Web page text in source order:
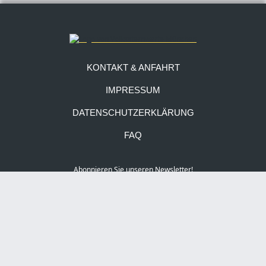
KONTAKT & ANFAHRT
IMPRESSUM
DATENSCHUTZERKLÄRUNG
FAQ
Abonnieren Sie unseren Newsletter!